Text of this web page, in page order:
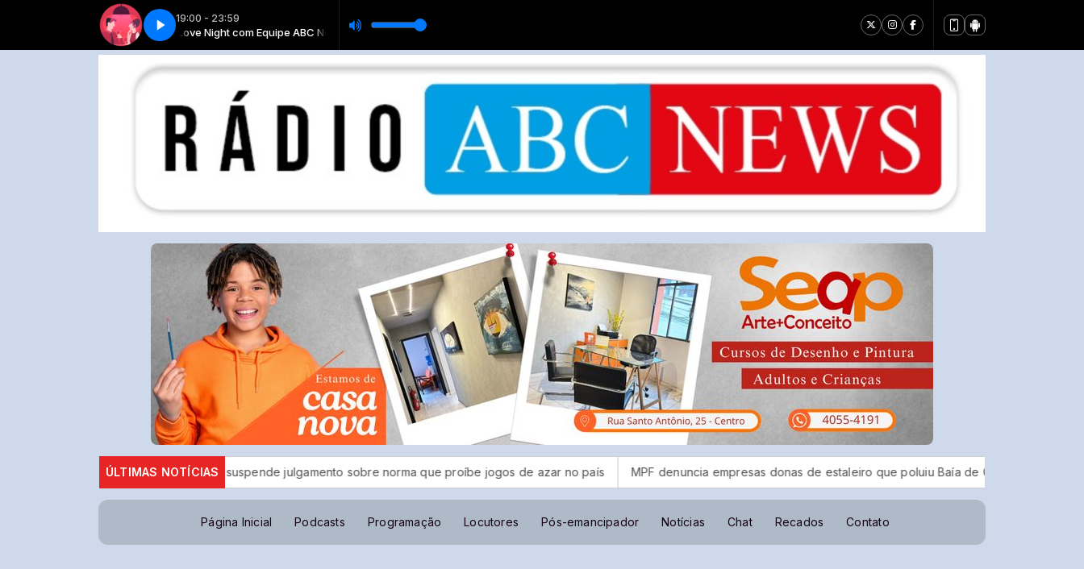
19:00 - 23:59
com Equipe ABC NewsLove Night com Equipe ABC News
GUINHO SILVA 3
ÚLTIMAS NOTÍCIAS
STF suspende julgamento sobre norma que proíbe jogos de azar no país MPF denuncia empresas donas de estaleiro que poluiu Baía de Guanabara CBF reforça
Página Inicial Podcasts Programação Locutores Pós-emancipador Notícias Chat Recados Contato